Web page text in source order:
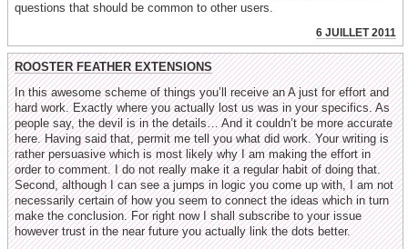
questions that should be common to other users.
6 JUILLET 2011
ROOSTER FEATHER EXTENSIONS
In this awesome scheme of things you’ll receive an A just for effort and
hard work. Exactly where you actually lost us was in your specifics. As
people say, the devil is in the details… And it couldn’t be more accurate
here. Having said that, permit me tell you what did work. Your writing is
rather persuasive which is most likely why I am making the effort in
order to comment. I do not really make it a regular habit of doing that.
Second, although I can see a jumps in logic you come up with, I am not
necessarily certain of how you seem to connect the ideas which in turn
make the conclusion. For right now I shall subscribe to your issue
however trust in the near future you actually link the dots better.